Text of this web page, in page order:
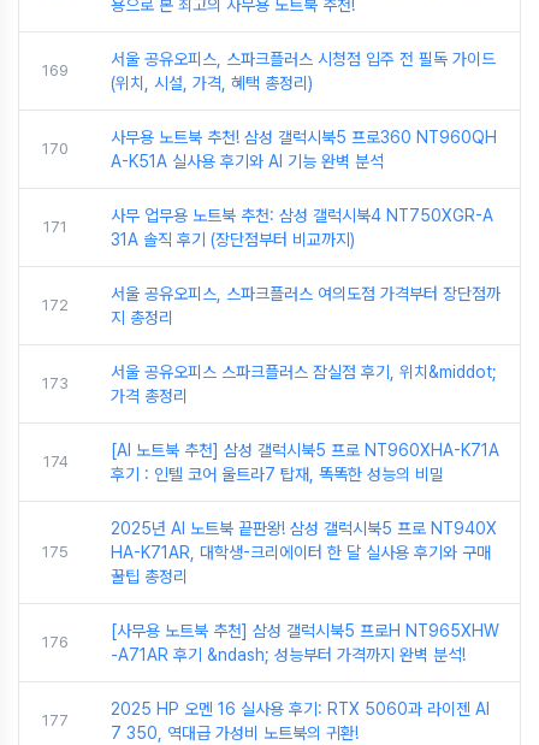
용으로 본 최고의 사무용 노트북 추천!
169
서울 공유오피스, 스파크플러스 시청점 입주 전 필독 가이드
(위치, 시설, 가격, 혜택 총정리)
170
사무용 노트북 추천! 삼성 갤럭시북5 프로360 NT960QH
A-K51A 실사용 후기와 AI 기능 완벽 분석
171
사무 업무용 노트북 추천: 삼성 갤럭시북4 NT750XGR-A
31A 솔직 후기 (장단점부터 비교까지)
172
서울 공유오피스, 스파크플러스 여의도점 가격부터 장단점까
지 총정리
173
서울 공유오피스 스파크플러스 잠실점 후기, 위치&middot;
가격 총정리
174
[AI 노트북 추천] 삼성 갤럭시북5 프로 NT960XHA-K71A
후기 : 인텔 코어 울트라7 탑재, 똑똑한 성능의 비밀
175
2025년 AI 노트북 끝판왕! 삼성 갤럭시북5 프로 NT940X
HA-K71AR, 대학생-크리에이터 한 달 실사용 후기와 구매
꿀팁 총정리
176
[사무용 노트북 추천] 삼성 갤럭시북5 프로H NT965XHW
-A71AR 후기 &ndash; 성능부터 가격까지 완벽 분석!
177
2025 HP 오멘 16 실사용 후기: RTX 5060과 라이젠 AI
7 350, 역대급 가성비 노트북의 귀환!